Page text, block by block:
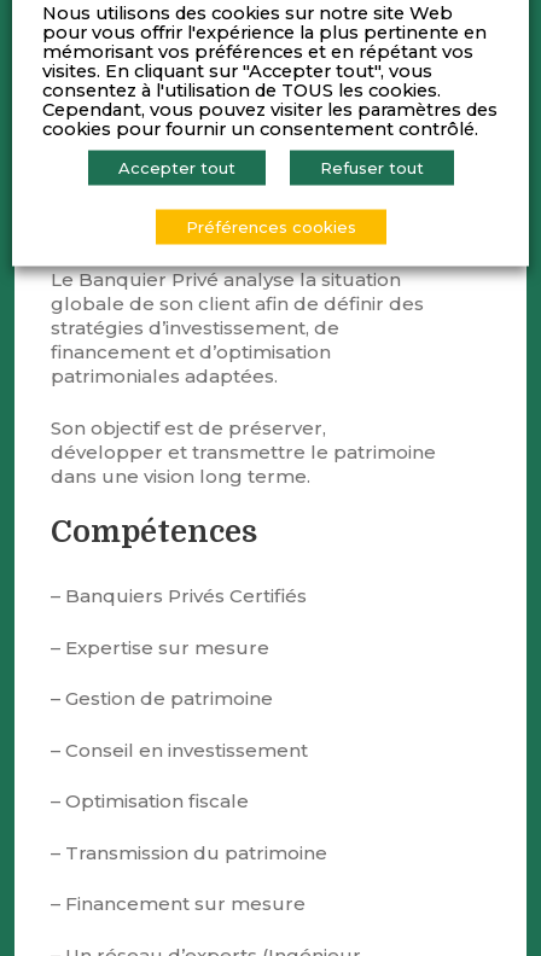
BNP PARIBAS Banque Privée est l’une
des principales Banque Privée en
Europe et la 1ère banque privée en
France en termes d’actifs confiés.
Elle accompagne les familles aisées ou
plus fortunées, les entrepreneurs, les
dirigeants actionnaires familiaux ou
encore les cadres stock optionnaires.
Le Banquier Privé analyse la situation
globale de son client afin de définir des
stratégies d’investissement, de
financement et d’optimisation
patrimoniales adaptées.
Son objectif est de préserver,
développer et transmettre le patrimoine
dans une vision long terme.
Compétences
– Banquiers Privés Certifiés
– Expertise sur mesure
– Gestion de patrimoine
– Conseil en investissement
– Optimisation fiscale
– Transmission du patrimoine
– Financement sur mesure
Nous utilisons des cookies sur notre site Web
pour vous offrir l'expérience la plus pertinente en
mémorisant vos préférences et en répétant vos
visites. En cliquant sur "Accepter tout", vous
consentez à l'utilisation de TOUS les cookies.
Cependant, vous pouvez visiter les paramètres des
cookies pour fournir un consentement contrôlé.
Accepter tout Refuser tout
Préférences cookies